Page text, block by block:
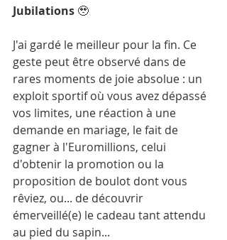
Jubilations 🥹
J'ai gardé le meilleur pour la fin. Ce
geste peut être observé dans de
rares moments de joie absolue : un
exploit sportif où vous avez dépassé
vos limites, une réaction à une
demande en mariage, le fait de
gagner à l'Euromillions, celui
d'obtenir la promotion ou la
proposition de boulot dont vous
rêviez, ou... de découvrir
émerveillé(e) le cadeau tant attendu
au pied du sapin...